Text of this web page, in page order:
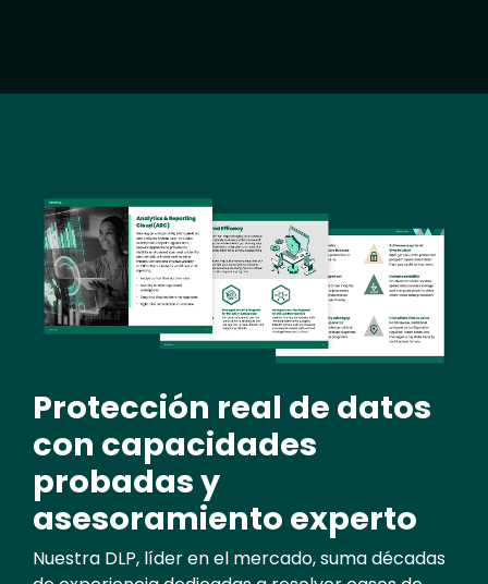
Image
Protección real de datos
con capacidades
probadas y
asesoramiento experto
Nuestra DLP, líder en el mercado, suma décadas